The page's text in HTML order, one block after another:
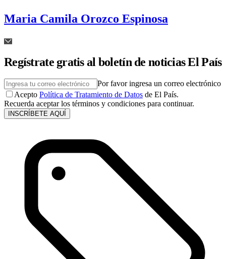
Maria Camila Orozco Espinosa
Regístrate gratis al boletín de noticias El País
Por favor ingresa un correo electrónico
Acepto Política de Tratamiento de Datos de El País.
Recuerda aceptar los términos y condiciones para continuar.
INSCRÍBETE AQUÍ